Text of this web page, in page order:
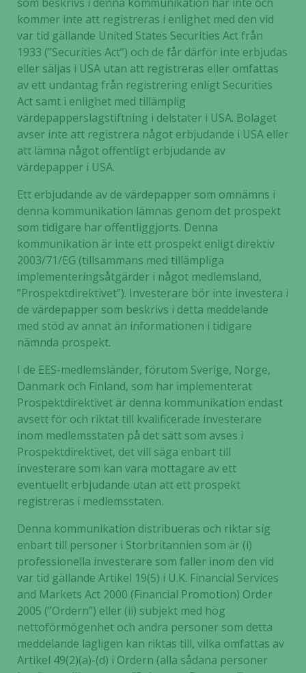
kommer inte att registreras i enlighet med den vid
var tid gällande United States Securities Act från
1933 (”Securities Act”) och de får därför inte erbjudas
eller säljas i USA utan att registreras eller omfattas
av ett undantag från registrering enligt Securities
Act samt i enlighet med tillämplig
värdepapperslagstiftning i delstater i USA. Bolaget
avser inte att registrera något erbjudande i USA eller
att lämna något offentligt erbjudande av
värdepapper i USA.
Ett erbjudande av de värdepapper som omnämns i
denna kommunikation lämnas genom det prospekt
som tidigare har offentliggjorts. Denna
kommunikation är inte ett prospekt enligt direktiv
2003/71/EG (tillsammans med tillämpliga
implementeringsåtgärder i något medlemsland,
”Prospektdirektivet”). Investerare bör inte investera i
de värdepapper som beskrivs i detta meddelande
med stöd av annat än informationen i tidigare
nämnda prospekt.
I de EES-medlemsländer, förutom Sverige, Norge,
Danmark och Finland, som har implementerat
Prospektdirektivet är denna kommunikation endast
avsett för och riktat till kvalificerade investerare
inom medlemsstaten på det sätt som avses i
Prospektdirektivet, det vill säga enbart till
investerare som kan vara mottagare av ett
eventuellt erbjudande utan att ett prospekt
registreras i medlemsstaten.
Denna kommunikation distribueras och riktar sig
enbart till personer i Storbritannien som är (i)
professionella investerare som faller inom den vid
var tid gällande Artikel 19(5) i U.K. Financial Services
and Markets Act 2000 (Financial Promotion) Order
2005 (”Ordern”) eller (ii) subjekt med hög
nettoförmögenhet och andra personer som detta
meddelande lagligen kan riktas till, vilka omfattas av
Artikel 49(2)(a)-(d) i Ordern (alla sådana personer
Nödvändiga
Dessa kakor
går inte att
välja bort. De
över huvud
taget ska
fungera.
Statistik
För att vi ska
kunna
förbättra
hemsidans
uppbyggnad,
baserat på
hur hemsidan
används.
Upplevelse
För att vår
bra som
möjligt
under ditt
besök. Om
du nekar de
här kakorna
kommer viss
funktionalitet
att försvinna
från